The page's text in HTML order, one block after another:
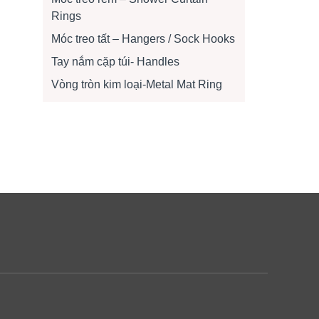
Rings
Móc treo tất – Hangers / Sock Hooks
Tay nắm cặp túi- Handles
Vòng tròn kim loại-Metal Mat Ring